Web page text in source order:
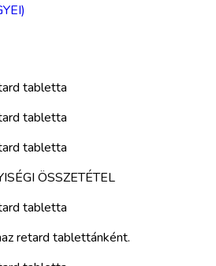
tabletta
tabletta
tabletta
ÖSSZETÉTEL
tabletta
retard tablettánként.